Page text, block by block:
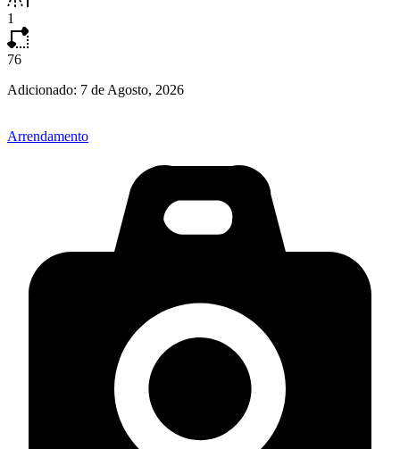
1
76
Adicionado: 7 de Agosto, 2026
Arrendamento